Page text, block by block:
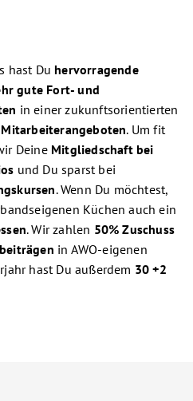
hast Duhervorragende
gute Fort- und
in einer zukunftsorientierten
. Um fit
Deine Mitgliedschaft bei
und Du sparst bei
. Wenn Du möchtest,
Küchen auch ein
. Wir zahlen 50% Zuschuss
in AWO-eigenen
hast Du außerdem 30 +2